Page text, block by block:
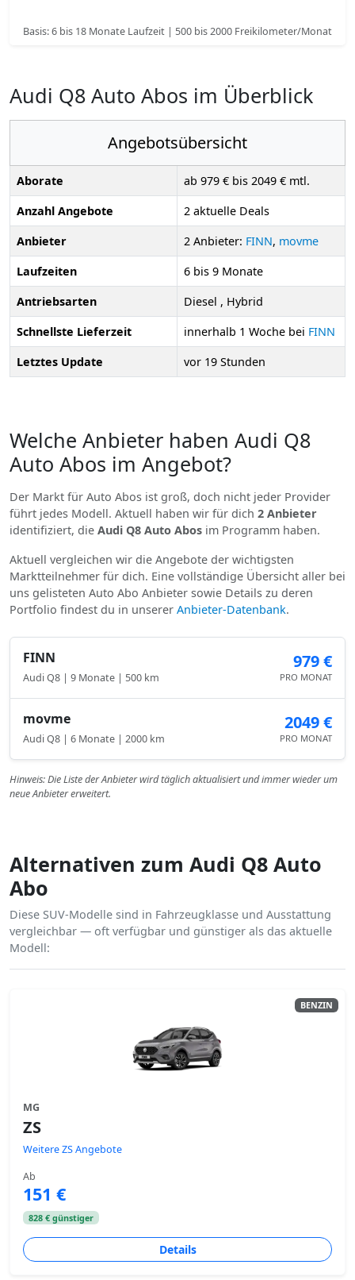
Basis: 6 bis 18 Monate Laufzeit | 500 bis 2000 Freikilometer/Monat
Audi Q8 Auto Abos im Überblick
Angebotsübersicht
Aborate
ab 979 € bis 2049 € mtl.
Anzahl Angebote
2 aktuelle Deals
Anbieter
2 Anbieter: FINN, movme
Laufzeiten
6 bis 9 Monate
Antriebsarten
Diesel , Hybrid
Schnellste Lieferzeit
innerhalb 1 Woche bei FINN
Letztes Update
vor 19 Stunden
Welche Anbieter haben Audi Q8
Auto Abos im Angebot?
Der Markt für Auto Abos ist groß, doch nicht jeder Provider
führt jedes Modell. Aktuell haben wir für dich 2 Anbieter
identifiziert, die Audi Q8 Auto Abos im Programm haben.
Aktuell vergleichen wir die Angebote der wichtigsten
Marktteilnehmer für dich. Eine vollständige Übersicht aller bei
uns gelisteten Auto Abo Anbieter sowie Details zu deren
Portfolio findest du in unserer Anbieter-Datenbank.
FINN
Audi Q8 | 9 Monate | 500 km
979 €
PRO MONAT
movme
Audi Q8 | 6 Monate | 2000 km
2049 €
PRO MONAT
Hinweis: Die Liste der Anbieter wird täglich aktualisiert und immer wieder um
neue Anbieter erweitert.
Alternativen zum Audi Q8 Auto
Abo
Diese SUV-Modelle sind in Fahrzeugklasse und Ausstattung
vergleichbar — oft verfügbar und günstiger als das aktuelle
Modell:
BENZIN
MG
ZS
Weitere ZS Angebote
Ab
151 €
828 € günstiger
Details